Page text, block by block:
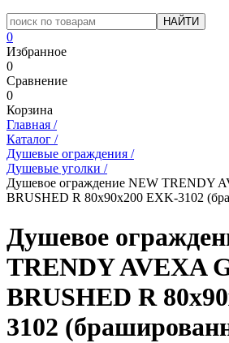
0
Избранное
0
Сравнение
0
Корзина
Главная /
Каталог /
Душевые ограждения /
Душевые уголки /
Душевое ограждение NEW TRENDY
BRUSHED R 80x90x200 EXK-3102
Душевое
TRENDY AVEXA
BRUSHED R
3102